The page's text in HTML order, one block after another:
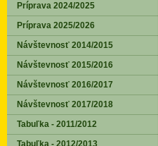
Príprava 2024/2025
Príprava 2025/2026
Návštevnosť 2014/2015
Návštevnosť 2015/2016
Návštevnosť 2016/2017
Návštevnosť 2017/2018
Tabuľka - 2011/2012
Tabuľka - 2012/2013